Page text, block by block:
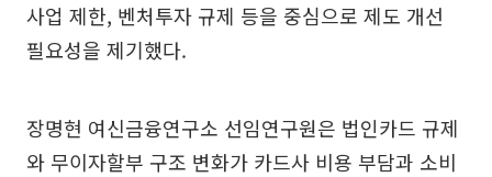
사업 제한, 벤처투자 규제 등을 중심으로 제도 개선
필요성을 제기했다.
장명현 여신금융연구소 선임연구원은 법인카드 규제
와 무이자할부 구조 변화가 카드사 비용 부담과 소비